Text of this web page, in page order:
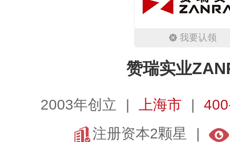
我要认领
赞瑞实业
2003年创立 上海市
注册资本2颗星